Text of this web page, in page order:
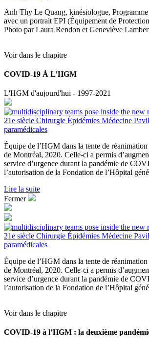
Anh Thy Le Quang, kinésiologue,
avec un portrait EPI (Équipement de
Photo par Laura Rendon et Geneviève
Voir dans le chapitre
COVID-19 À L’HGM
L'HGM d'aujourd'hui - 1997-2021
21e siècle Chirurgie Épidémies Médecine
paramédicales
Équipe de l’HGM dans la tente de
de Montréal, 2020. Celle-ci a permis
service d’urgence durant la pandémie de
l’autorisation de la Fondation de l’Hôpital
Lire la suite
Fermer
21e siècle Chirurgie Épidémies Médecine
paramédicales
Équipe de l’HGM dans la tente de
de Montréal, 2020. Celle-ci a permis
service d’urgence durant la pandémie de
l’autorisation de la Fondation de l’Hôpital
Voir dans le chapitre
COVID-19 à l’HGM : la deuxième